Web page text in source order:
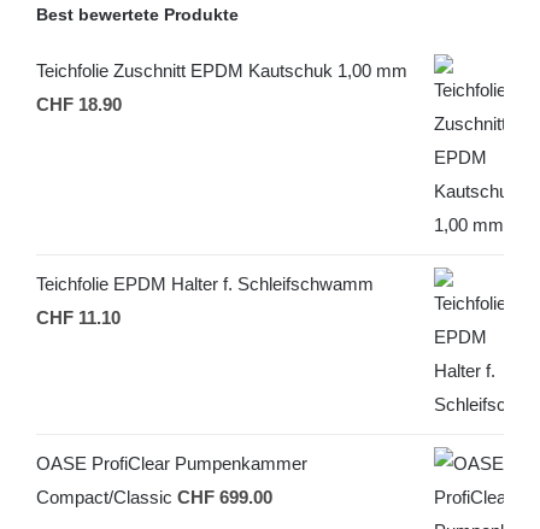
Best bewertete Produkte
Teichfolie Zuschnitt EPDM Kautschuk 1,00 mm
CHF 18.90
Teichfolie EPDM Halter f. Schleifschwamm
CHF 11.10
OASE ProfiClear Pumpenkammer
Compact/Classic CHF 699.00